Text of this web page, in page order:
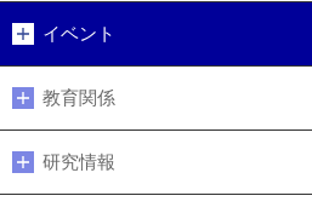
イベント
教育関係
研究情報